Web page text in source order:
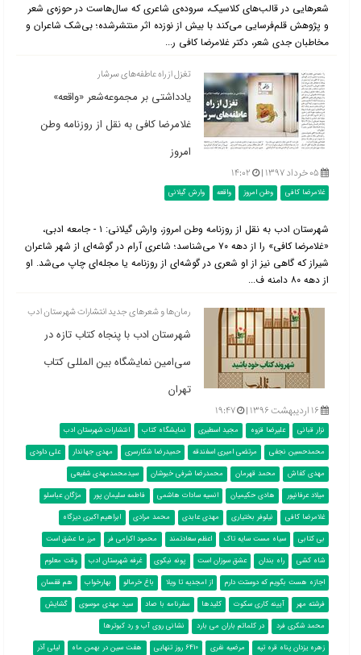
شعرهایی در قالب‌های کلاسیک، سروده‌ی شاعری که سال‌هاست در حوزه‌ی شعر
و پژوهش قلم‌فرسایی می‌کند با بیش از نوزده اثر منتشرشده؛ بی‌شک شاعران و
مخاطبان جدی شعر، دکتر غلامرضا کافی ر...
تغزل از راه عاطفه‌های سرشار
یادداشتی بر مجموعه‌شعر «واقعه»
غلامرضا کافی به نقل از روزنامه وطن
امروز
۰۵ خرداد ۱۳۹۷ | ۱۴:۰۲
غلامرضا کافی وطن امروز واقعه وارش گیلانی
شهرستان ادب به نقل از روزنامه وطن امروز، وارش گیلانی: ۱ - جامعه ادبی،
«غلامرضا کافی» را از دهه ۷۰ می‌شناسد؛ شاعری آرام در گوشه‌‌ای از شهر شاعران
شیراز که گاهی نیز از او شعری در گوشه‌ای از روزنامه یا مجله‌ای چاپ می‌شد. او
از دهه ۸۰ دامنه ف...
رمان‌ها و شعرهای جدید انتشارات شهرستان ادب
شهرستان ادب با پنجاه کتاب تازه در
سی‌امین نمایشگاه بین المللی کتاب
تهران
۱۶ اردیبهشت ۱۳۹۶ | ۱۹:۴۷
نزار قبانی علیرضا قزوه مجید اسطیری نمایشگاه کتاب
انتشارات شهرستان ادب
محمدحسین نجفی
مرتضی امیری اسفندقه حمیدرضا شکارسری مهدی جهاندار
علی داودی
مهدی کفاش
محمد قهرمان محمدرضا شرفی خبوشان
سیدمحمدمهدی شفیعی
میلاد عرفانپور
هادی حکیمیان انسیه سادات هاشمی فاطمه سلیمان پور
مژگان عباسلو
غلامرضا کافی
نیلوفر بختیاری مهدی عابدی محمد مرادی
ابراهیم اکبری دیزگاه
بی کتابی
سیاه مست سایه تاک اعظم سعادتمند محمود اکرامی فر
مرز ما عشق است
شاه کشی
راه بندان عشق سوزان است پونه نیکوی غرفه شهرستان ادب
وقت معلوم
اجازه هست بگویم که دوستت دارم
از امجدیه تا ویلا باغ خرمالو بهارخواب
هم قفسان
فرشته مهر
آیینه کاری سکوت کلیدها سفرنامه با صاد سید مهدی موسوی
گشایش
محمد شکری فرد
در کلماتم باران می بارد
نشانی روی آب و رد کبوترها
زهره یزدان پناه قره تپه
مرضیه نفری 6410 روز تنهایی هفت سین در بهمن ماه
لیلی آذر